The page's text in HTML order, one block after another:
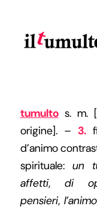
tumultos. m.
origine]. – 3.
d’animo
spirituale: un
affetti, di
pensieri, l’animo